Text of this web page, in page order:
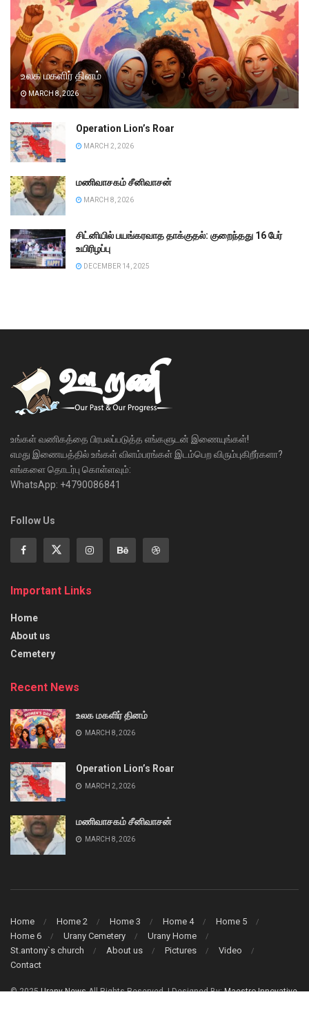
உலக மகளிர் தினம்
MARCH 8, 2026
Operation Lion’s Roar
MARCH 2, 2026
மணிவாசகம் சீனிவாசன்
MARCH 8, 2026
சிட்னியில் பயங்கரவாத தாக்குதல்: குறைந்தது 16 பேர்
உயிரிழப்பு
DECEMBER 14, 2025
உங்கள் வணிகத்தை பிரபலப்படுத்த எங்களுடன் இணையுங்கள்!
எமது இணையத்தில் உங்கள் விளம்பரங்கள் இடம்பெற விரும்புகிறீர்களா?
எங்களை தொடர்பு கொள்ளவும்:
WhatsApp: +4790086841
Follow Us
Important Links
Home
About us
Cemetery
Recent News
உலக மகளிர் தினம்
MARCH 8, 2026
Operation Lion’s Roar
MARCH 2, 2026
மணிவாசகம் சீனிவாசன்
MARCH 8, 2026
Home Home 2 Home 3 Home 4
Home 5
Home 6
Urany Cemetery
Urany Home
St.antony`s church
About us Pictures
Video
Contact
© 2025Urany NewsAll Rights Reserved. | Designed By:Maestro Innovative